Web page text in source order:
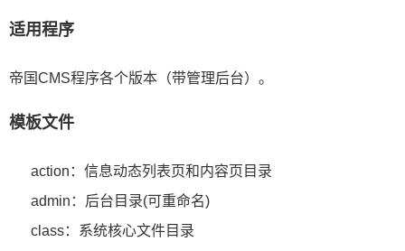
适用程序
帝国CMS程序各个版本（带管理后台）。
模板文件
action：信息动态列表页和内容页目录
admin：后台目录(可重命名)
class：系统核心文件目录